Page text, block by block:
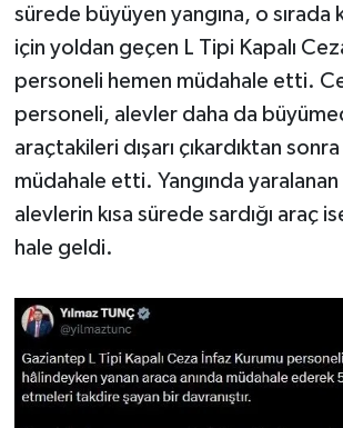
sürede büyüyen yangına, o sırada
için yoldan geçen L Tipi Kapalı
personeli hemen müdahale etti.
personeli, alevler daha da
araçtakileri dışarı çıkardıktan sonra
müdahale etti. Yangında
alevlerin kısa sürede sardığı araç
hale geldi.